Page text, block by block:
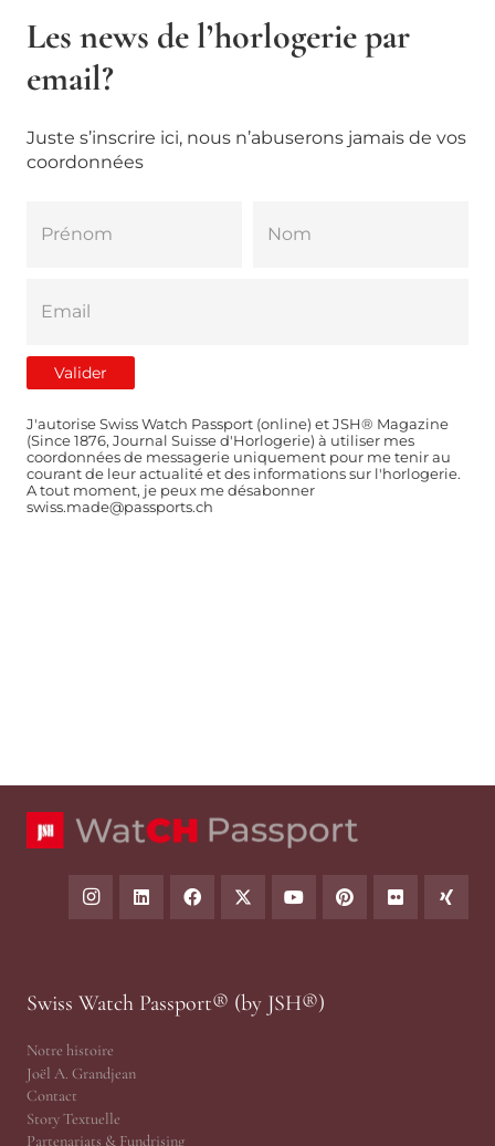
Les news de l’horlogerie par
email?
Juste s’inscrire ici, nous n’abuserons jamais de vos
coordonnées
J'autorise Swiss Watch Passport (online) et JSH® Magazine
(Since 1876, Journal Suisse d'Horlogerie) à utiliser mes
coordonnées de messagerie uniquement pour me tenir au
courant de leur actualité et des informations sur l'horlogerie.
A tout moment, je peux me désabonner
swiss.made@passports.ch
Swiss Watch Passport® (by JSH®)
Notre histoire
Joël A. Grandjean
Contact
Story Textuelle
Partenariats & Fundrising